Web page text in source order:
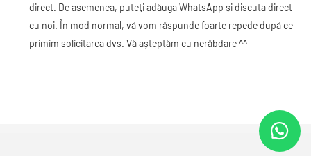
direct. De asemenea, puteți adăuga WhatsApp și discuta direct
cu noi. În mod normal, vă vom răspunde foarte repede după ce
primim solicitarea dvs. Vă așteptăm cu nerăbdare ^^